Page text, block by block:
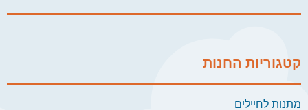
קטגוריות החנות
מתנות לחיילים